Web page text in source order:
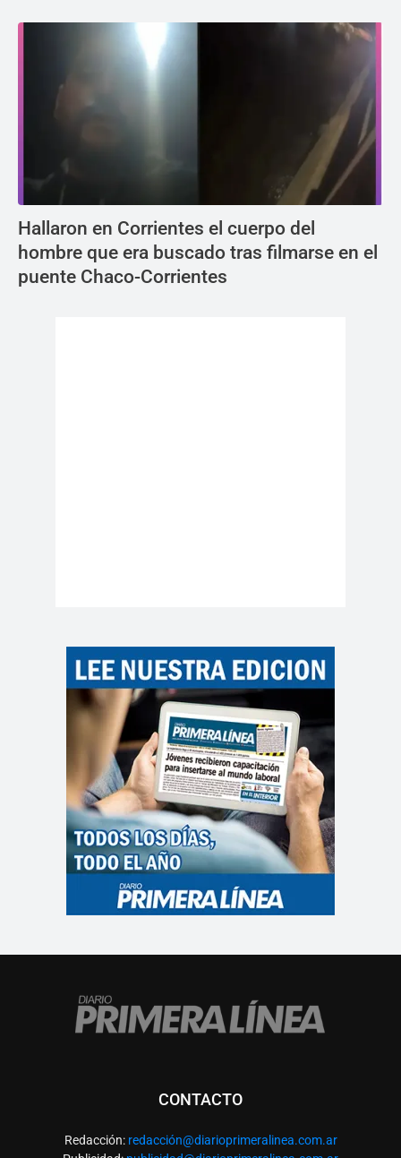
Hallaron en Corrientes el cuerpo del
hombre que era buscado tras filmarse en el
puente Chaco-Corrientes
CONTACTO
Redacción: redacción@diarioprimeralinea.com.ar